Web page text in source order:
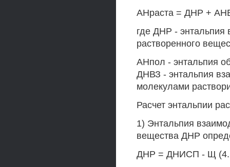
АНраста = ДНР +
где ДНР - энтальпия
растворенного
АНпол - энтальпия
ДНВЗ - энтальпия
молекулами
Расчет энтальпии
1) Энтальпия
вещества ДНР
ДНР = ДНИСП - Щ